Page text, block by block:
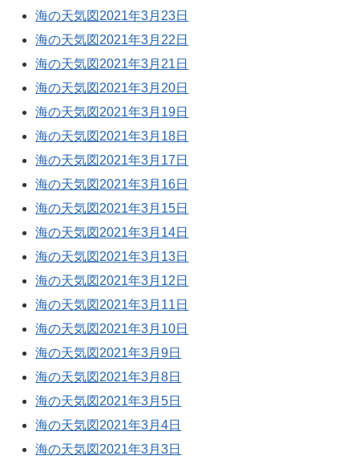
海の天気図2021年3月23日
海の天気図2021年3月22日
海の天気図2021年3月21日
海の天気図2021年3月20日
海の天気図2021年3月19日
海の天気図2021年3月18日
海の天気図2021年3月17日
海の天気図2021年3月16日
海の天気図2021年3月15日
海の天気図2021年3月14日
海の天気図2021年3月13日
海の天気図2021年3月12日
海の天気図2021年3月11日
海の天気図2021年3月10日
海の天気図2021年3月9日
海の天気図2021年3月8日
海の天気図2021年3月5日
海の天気図2021年3月4日
海の天気図2021年3月3日